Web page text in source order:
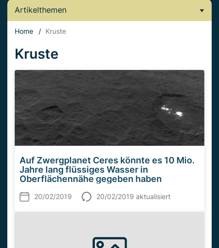
Artikelthemen
Home / Kruste
Kruste
Auf Zwergplanet Ceres könnte es 10 Mio.
Jahre lang flüssiges Wasser in
Oberflächennähe gegeben haben
20/02/2019 20/02/2019 aktualisiert